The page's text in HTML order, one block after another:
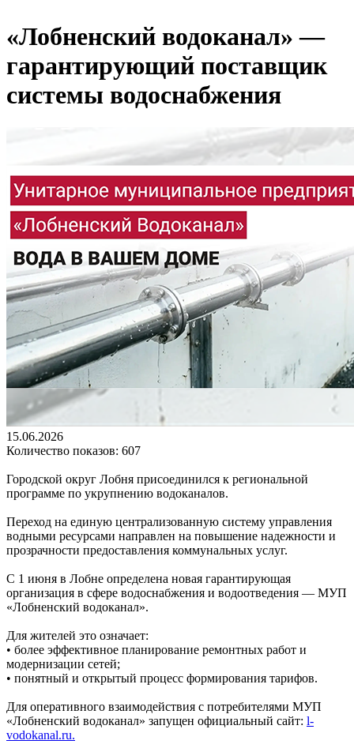
«Лобненский водоканал» —
гарантирующий поставщик
системы водоснабжения
15.06.2026
Количество показов: 607
Городской округ Лобня присоединился к региональной
программе по укрупнению водоканалов.
Переход на единую централизованную систему управления
водными ресурсами направлен на повышение надежности и
прозрачности предоставления коммунальных услуг.
С 1 июня в Лобне определена новая гарантирующая
организация в сфере водоснабжения и водоотведения — МУП
«Лобненский водоканал».
Для жителей это означает:
• более эффективное планирование ремонтных работ и
модернизации сетей;
• понятный и открытый процесс формирования тарифов.
Для оперативного взаимодействия с потребителями МУП
«Лобненский водоканал» запущен официальный сайт: l-
vodokanal.ru.